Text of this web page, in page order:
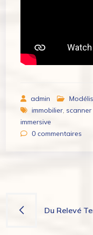
admin
immobilier,
immersive
0 commentaires
Navigation
Du Relevé